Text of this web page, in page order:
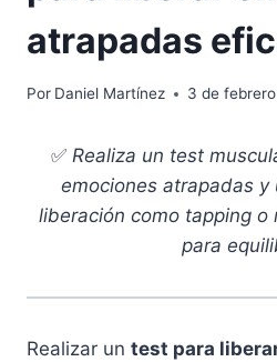
atrapadas
Por Daniel Martínez 3 de
✅ Realiza un test
emociones atrapadas y
liberación como tapping o
para
Realizar un test para